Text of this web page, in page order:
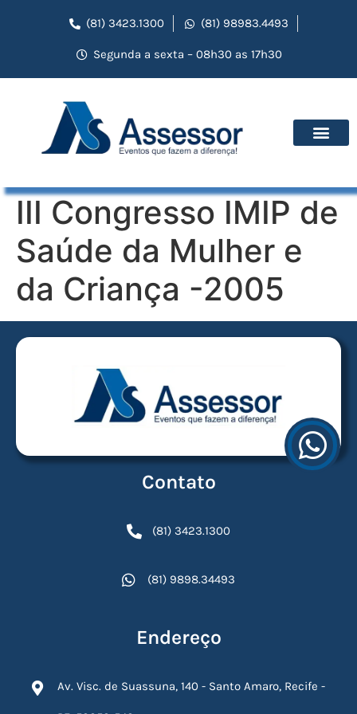
(81) 3423.1300 (81) 98983.4493
Segunda a sexta – 08h30 as 17h30
III Congresso IMIP de
Saúde da Mulher e
da Criança -2005
Contato
(81) 3423.1300
(81) 9898.34493
Endereço
Av. Visc. de Suassuna, 140 - Santo Amaro, Recife -